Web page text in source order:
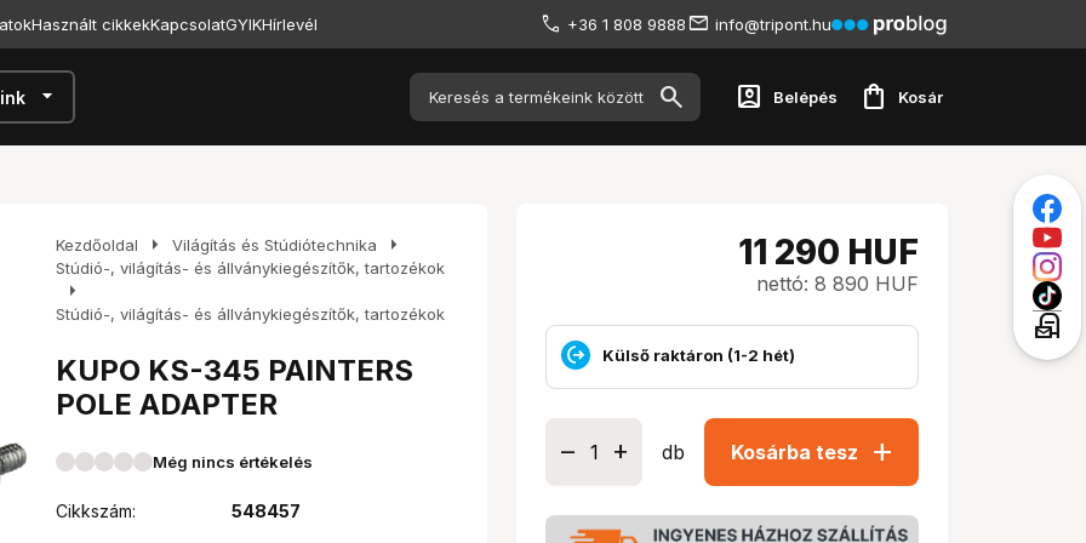
Használt cikkekKapcsolatGYIKHírlevél +36 1 808 9888 info@tripont.hu
arrow_drop_down account_box Belépés shopping_bag Kosár
Kezdőoldal arrow_right Világítás és Stúdiótechnika arrow_right
Stúdió-, világítás- és állványkiegészítők, tartozékok
arrow_right
Stúdió-, világítás- és állványkiegészítők, tartozékok
KUPO KS-345 PAINTERS
POLE ADAPTER
Még nincs értékelés
Cikkszám:
548457
11 290 HUF
nettó: 8 890 HUF
Külső raktáron (1-2 hét)
db Kosárba tesz add
local_post_office